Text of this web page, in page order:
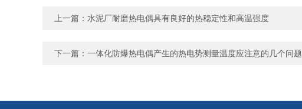
上一篇： 水泥厂耐磨热电偶具有良好的热稳定性和高温强度
下一篇： 一体化防爆热电偶产生的热电势测量温度应注意的几个问题